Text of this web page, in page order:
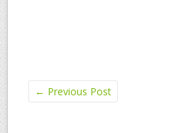
← Previous Post